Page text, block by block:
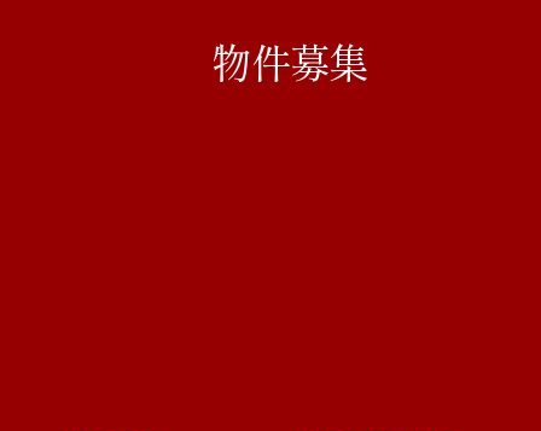
物件募集